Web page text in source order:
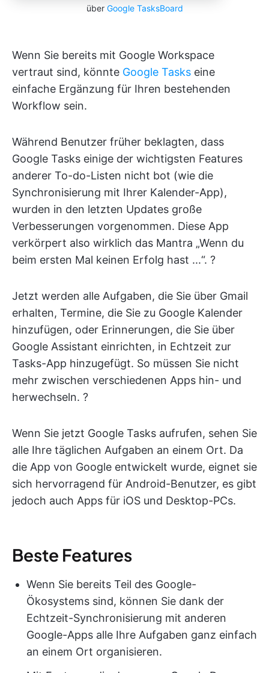
über Google TasksBoard
Wenn Sie bereits mit Google Workspace
vertraut sind, könnte Google Tasks eine
einfache Ergänzung für Ihren bestehenden
Workflow sein.
Während Benutzer früher beklagten, dass
Google Tasks einige der wichtigsten Features
anderer To-do-Listen nicht bot (wie die
Synchronisierung mit Ihrer Kalender-App),
wurden in den letzten Updates große
Verbesserungen vorgenommen. Diese App
verkörpert also wirklich das Mantra „Wenn du
beim ersten Mal keinen Erfolg hast ...“. ?
Jetzt werden alle Aufgaben, die Sie über Gmail
erhalten, Termine, die Sie zu Google Kalender
hinzufügen, oder Erinnerungen, die Sie über
Google Assistant einrichten, in Echtzeit zur
Tasks-App hinzugefügt. So müssen Sie nicht
mehr zwischen verschiedenen Apps hin- und
herwechseln. ?
Wenn Sie jetzt Google Tasks aufrufen, sehen Sie
alle Ihre täglichen Aufgaben an einem Ort. Da
die App von Google entwickelt wurde, eignet sie
sich hervorragend für Android-Benutzer, es gibt
jedoch auch Apps für iOS und Desktop-PCs.
Beste Features
Wenn Sie bereits Teil des Google-
Ökosystems sind, können Sie dank der
Echtzeit-Synchronisierung mit anderen
Google-Apps alle Ihre Aufgaben ganz einfach
an einem Ort organisieren.